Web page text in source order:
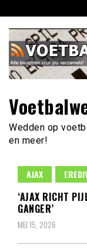
naar
inhoud
Wedden op
en meer!
AJAX
‘AJAX RICHT
GANGER’
MEI 15, 2026